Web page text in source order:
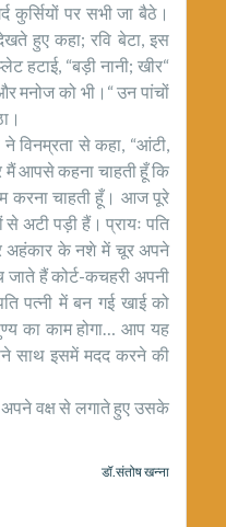
कुर्सियों पर सभी जा बैठे।
हुए कहा; रवि बेटा, इस
हटाई, “बड़ी नानी; खीर“
मनोज को भी।“ उन पांचों
विनम्रता से कहा, “आंटी,
मैं आपसे कहना चाहती हूँ कि
करना चाहती हूँ। आज पूरे
अटी पड़ी हैं। प्रायः पति
अहंकार के नशे में चूर अपने
जाते हैं कोर्ट-कचहरी अपनी
पत्नी में बन गई खाई को
का काम होगा… आप यह
साथ इसमें मदद करने की
अपने वक्ष से लगाते हुए उसके
डॉ.संतोष खन्ना